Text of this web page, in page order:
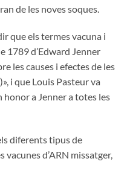
de les noves soques.
que els termes vacuna i
1789 d’Edward Jenner
les causes i efectes de les
i que Louis Pasteur va
a Jenner a totes les
diferents tipus de
vacunes d’ARN missatger,